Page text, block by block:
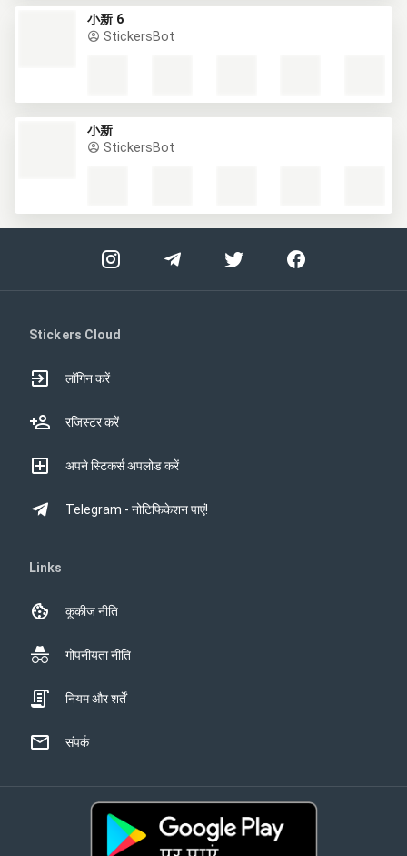
小新 6
StickersBot
小新
StickersBot
Stickers Cloud
लॉगिन करें
रजिस्टर करें
अपने स्टिकर्स अपलोड करें
Telegram - नोटिफिकेशन पाएं!
Links
कूकीज नीति
गोपनीयता नीति
नियम और शर्तें
संपर्क